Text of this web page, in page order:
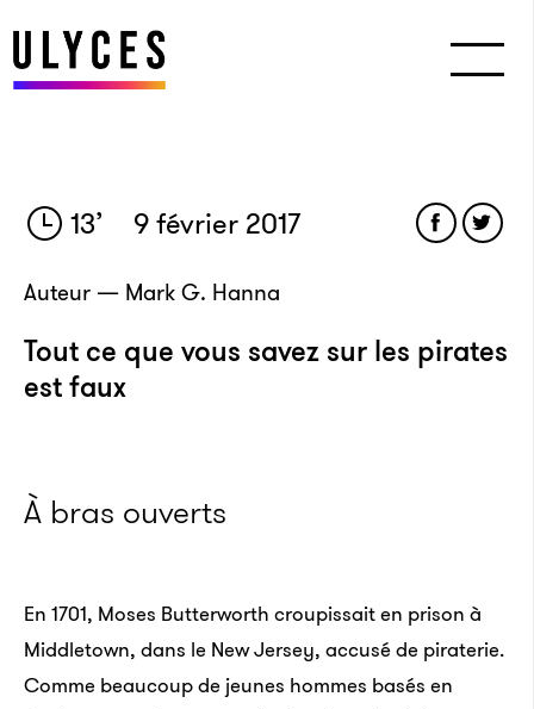
13’ 9 février 2017
Auteur — Mark G. Hanna
Tout ce que vous savez sur les pirates
est faux
À bras ouverts
En 1701, Moses Butterworth croupissait en prison à
Middletown, dans le New Jersey, accusé de piraterie.
Comme beaucoup de jeunes hommes basés en